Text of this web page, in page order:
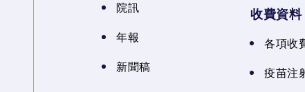
院訊
年報
新聞稿
收費資料
各項收
疫苗注